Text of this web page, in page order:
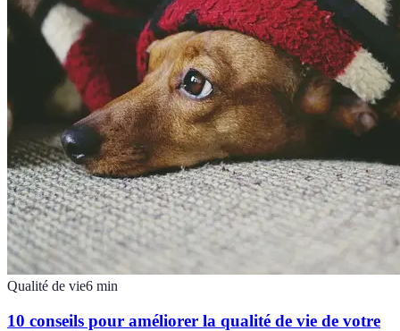
Qualité de vie6 min
10 conseils pour améliorer la qualité de vie de votre